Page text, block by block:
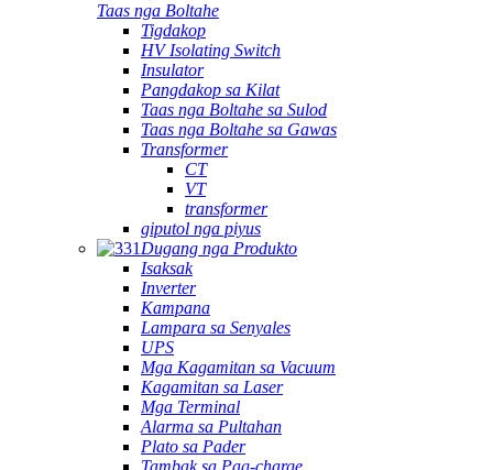
Taas nga Boltahe
Tigdakop
HV Isolating Switch
Insulator
Pangdakop sa Kilat
Taas nga Boltahe sa Sulod
Taas nga Boltahe sa Gawas
Transformer
CT
VT
transformer
giputol nga piyus
Dugang nga Produkto
Isaksak
Inverter
Kampana
Lampara sa Senyales
UPS
Mga Kagamitan sa Vacuum
Kagamitan sa Laser
Mga Terminal
Alarma sa Pultahan
Plato sa Pader
Tambak sa Pag-charge